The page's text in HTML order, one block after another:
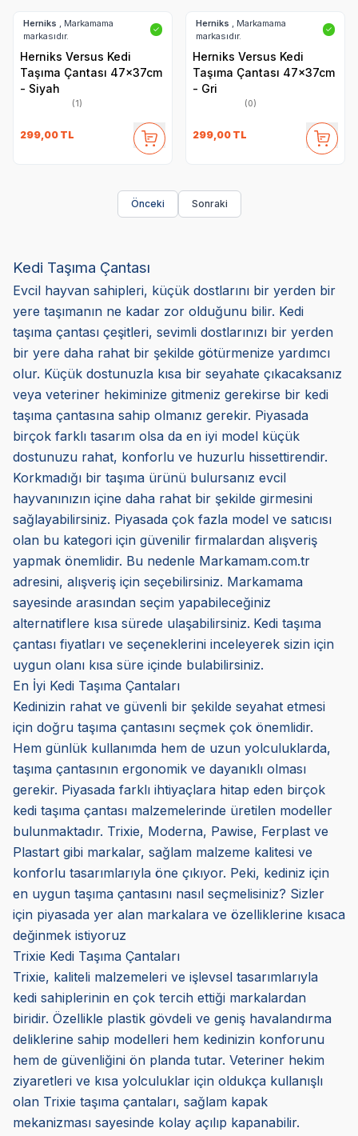
Herniks
, Markamama
markasıdır.
✓
Herniks Versus Kedi
Taşıma Çantası 47x37cm
- Siyah
(1)
299,00 TL
Herniks
, Markamama
markasıdır.
✓
Herniks Versus Kedi
Taşıma Çantası 47x37cm
- Gri
(0)
299,00 TL
Önceki Sonraki
Kedi Taşıma Çantası
Evcil hayvan sahipleri, küçük dostlarını bir yerden bir
yere taşımanın ne kadar zor olduğunu bilir. Kedi
taşıma çantası çeşitleri, sevimli dostlarınızı bir yerden
bir yere daha rahat bir şekilde götürmenize yardımcı
olur. Küçük dostunuzla kısa bir seyahate çıkacaksanız
veya veteriner hekiminize gitmeniz gerekirse bir kedi
taşıma çantasına sahip olmanız gerekir. Piyasada
birçok farklı tasarım olsa da en iyi model küçük
dostunuzu rahat, konforlu ve huzurlu hissettirendir.
Korkmadığı bir taşıma ürünü bulursanız evcil
hayvanınızın içine daha rahat bir şekilde girmesini
sağlayabilirsiniz. Piyasada çok fazla model ve satıcısı
olan bu kategori için güvenilir firmalardan alışveriş
yapmak önemlidir. Bu nedenle Markamam.com.tr
adresini, alışveriş için seçebilirsiniz. Markamama
sayesinde arasından seçim yapabileceğiniz
alternatiflere kısa sürede ulaşabilirsiniz. Kedi taşıma
çantası fiyatları ve seçeneklerini inceleyerek sizin için
uygun olanı kısa süre içinde bulabilirsiniz.
En İyi Kedi Taşıma Çantaları
Kedinizin rahat ve güvenli bir şekilde seyahat etmesi
için doğru taşıma çantasını seçmek çok önemlidir.
Hem günlük kullanımda hem de uzun yolculuklarda,
taşıma çantasının ergonomik ve dayanıklı olması
gerekir. Piyasada farklı ihtiyaçlara hitap eden birçok
kedi taşıma çantası malzemelerinde üretilen modeller
bulunmaktadır. Trixie, Moderna, Pawise, Ferplast ve
Plastart gibi markalar, sağlam malzeme kalitesi ve
konforlu tasarımlarıyla öne çıkıyor. Peki, kediniz için
en uygun taşıma çantasını nasıl seçmelisiniz? Sizler
için piyasada yer alan markalara ve özelliklerine kısaca
değinmek istiyoruz
Trixie Kedi Taşıma Çantaları
Trixie, kaliteli malzemeleri ve işlevsel tasarımlarıyla
kedi sahiplerinin en çok tercih ettiği markalardan
biridir. Özellikle plastik gövdeli ve geniş havalandırma
deliklerine sahip modelleri hem kedinizin konforunu
hem de güvenliğini ön planda tutar. Veteriner hekim
ziyaretleri ve kısa yolculuklar için oldukça kullanışlı
olan Trixie taşıma çantaları, sağlam kapak
mekanizması sayesinde kolay açılıp kapanabilir.